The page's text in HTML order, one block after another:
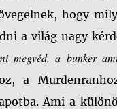
hogy
a világ nagy
megvéd, a bunker
a
Ami a